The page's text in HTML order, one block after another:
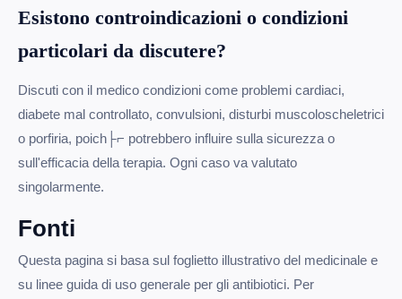
Esistono controindicazioni o condizioni
particolari da discutere?
Discuti con il medico condizioni come problemi cardiaci,
diabete mal controllato, convulsioni, disturbi muscoloscheletrici
o porfiria, poich├⌐ potrebbero influire sulla sicurezza o
sull'efficacia della terapia. Ogni caso va valutato
singolarmente.
Fonti
Questa pagina si basa sul foglietto illustrativo del medicinale e
su linee guida di uso generale per gli antibiotici. Per